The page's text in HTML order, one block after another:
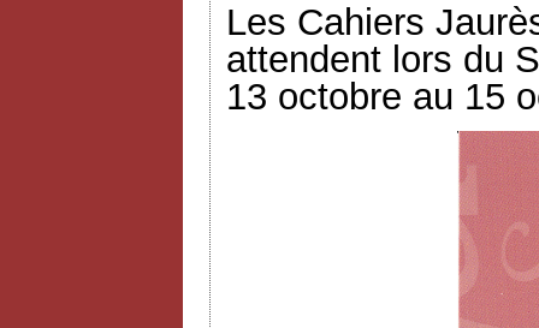
Les Cahiers
attendent lors du
13 octobre au 15